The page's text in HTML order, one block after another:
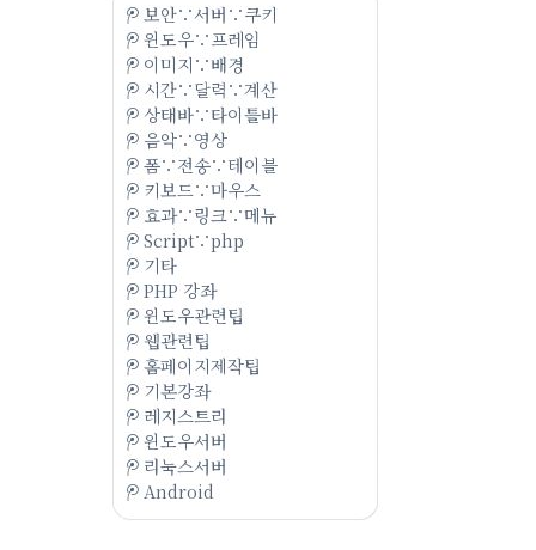
보안∵서버∵쿠키
윈도우∵프레임
이미지∵배경
시간∵달력∵계산
상태바∵타이틀바
음악∵영상
폼∵전송∵테이블
키보드∵마우스
효과∵링크∵메뉴
Script∵php
기타
PHP 강좌
윈도우관련팁
웹관련팁
홈페이지제작팁
기본강좌
레지스트리
윈도우서버
리눅스서버
Android